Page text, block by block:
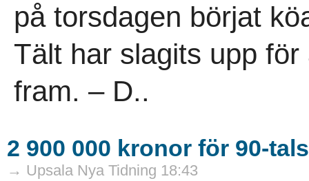
på torsdagen börjat
Tält har slagits upp
fram. – D..
2 900 000 kronor för 90-
→ Upsala Nya Tidning 18:43